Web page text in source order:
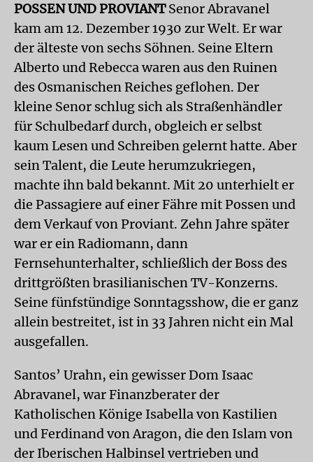
POSSEN UND PROVIANTSenor Abravanel
kam am 12. Dezember 1930 zur Welt. Er war
der älteste von sechs Söhnen. Seine Eltern
Alberto und Rebecca waren aus den Ruinen
des Osmanischen Reiches geflohen. Der
kleine Senor schlug sich als Straßenhändler
für Schulbedarf durch, obgleich er selbst
kaum Lesen und Schreiben gelernt hatte. Aber
sein Talent, die Leute herumzukriegen,
machte ihn bald bekannt. Mit 20 unterhielt er
die Passagiere auf einer Fähre mit Possen und
dem Verkauf von Proviant. Zehn Jahre später
war er ein Radiomann, dann
Fernsehunterhalter, schließlich der Boss des
drittgrößten brasilianischen TV-Konzerns.
Seine fünfstündige Sonntagsshow, die er ganz
allein bestreitet, ist in 33 Jahren nicht ein Mal
ausgefallen.
Santos’ Urahn, ein gewisser Dom Isaac
Abravanel, war Finanzberater der
Katholischen Könige Isabella von Kastilien
und Ferdinand von Aragon, die den Islam von
der Iberischen Halbinsel vertrieben und